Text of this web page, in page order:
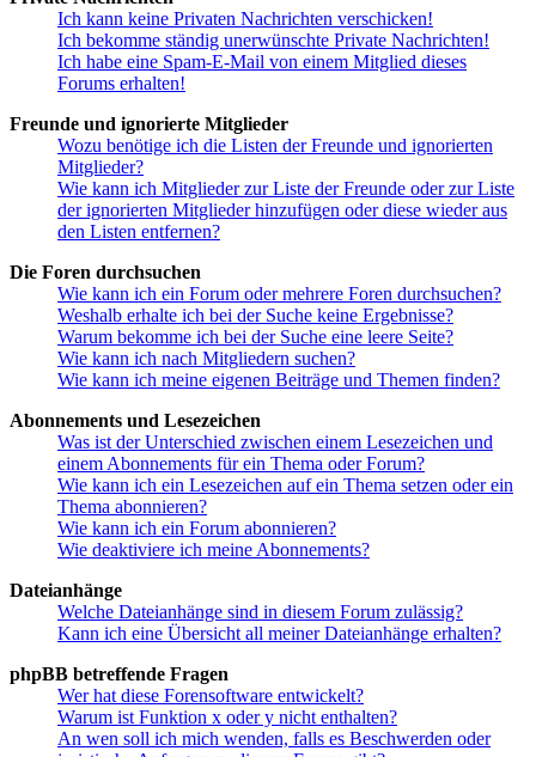
Ich kann keine Privaten Nachrichten verschicken!
Ich bekomme ständig unerwünschte Private Nachrichten!
Ich habe eine Spam-E-Mail von einem Mitglied dieses
Forums erhalten!
Freunde und ignorierte Mitglieder
Wozu benötige ich die Listen der Freunde und ignorierten
Mitglieder?
Wie kann ich Mitglieder zur Liste der Freunde oder zur Liste
der ignorierten Mitglieder hinzufügen oder diese wieder aus
den Listen entfernen?
Die Foren durchsuchen
Wie kann ich ein Forum oder mehrere Foren durchsuchen?
Weshalb erhalte ich bei der Suche keine Ergebnisse?
Warum bekomme ich bei der Suche eine leere Seite?
Wie kann ich nach Mitgliedern suchen?
Wie kann ich meine eigenen Beiträge und Themen finden?
Abonnements und Lesezeichen
Was ist der Unterschied zwischen einem Lesezeichen und
einem Abonnements für ein Thema oder Forum?
Wie kann ich ein Lesezeichen auf ein Thema setzen oder ein
Thema abonnieren?
Wie kann ich ein Forum abonnieren?
Wie deaktiviere ich meine Abonnements?
Dateianhänge
Welche Dateianhänge sind in diesem Forum zulässig?
Kann ich eine Übersicht all meiner Dateianhänge erhalten?
phpBB betreffende Fragen
Wer hat diese Forensoftware entwickelt?
Warum ist Funktion x oder y nicht enthalten?
An wen soll ich mich wenden, falls es Beschwerden oder